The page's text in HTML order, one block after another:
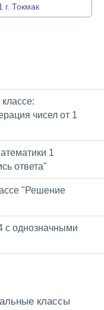
Токмак
чисел от 1
1
ответа"
"Решение
с однозначными
классы